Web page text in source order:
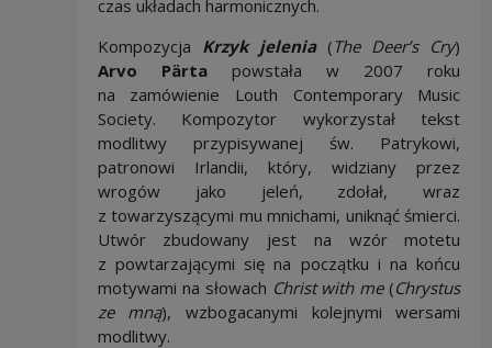
czas układach harmonicznych.
Kompozycja Krzyk jelenia( The Deer’s Cry)
Arvo Pärtapowstała w 2007 roku
na zamówienie Louth Contemporary Music
Society. Kompozytor wykorzystał tekst
modlitwy przypisywanej św. Patrykowi,
patronowi Irlandii, który, widziany przez
wrogów jako jeleń, zdołał, wraz
z towarzyszącymi mu mnichami, uniknąć śmierci.
Utwór zbudowany jest na wzór motetu
z powtarzającymi się na początku i na końcu
motywami na słowach Christ with me(Chrystus
ze mną), wzbogacanymi kolejnymi wersami
modlitwy.